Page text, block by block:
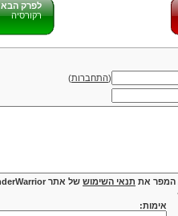
לפרק הבא
רקורסיה
(התחברות)
המפר את תנאי השימוש
אימות: